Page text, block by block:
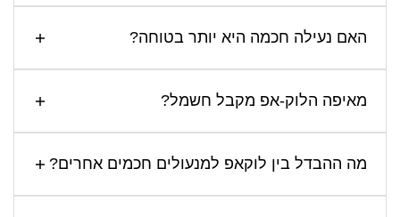
האם נעילה חכמה היא יותר בטוחה?
מאיפה הלוק-אפ מקבל חשמל?
מה ההבדל בין לוקאפ למנעולים חכמים אחרים?